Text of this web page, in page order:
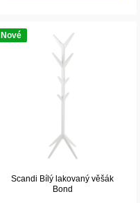
Nové
Scandi Bílý lakovaný věšák
Bond